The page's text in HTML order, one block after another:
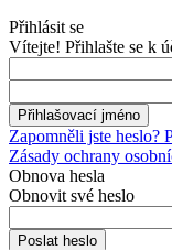
Přihlásit se
Vítejte! Přihlašte se k
Zapomněli jste heslo?
Zásady ochrany
Obnova hesla
Obnovit své heslo